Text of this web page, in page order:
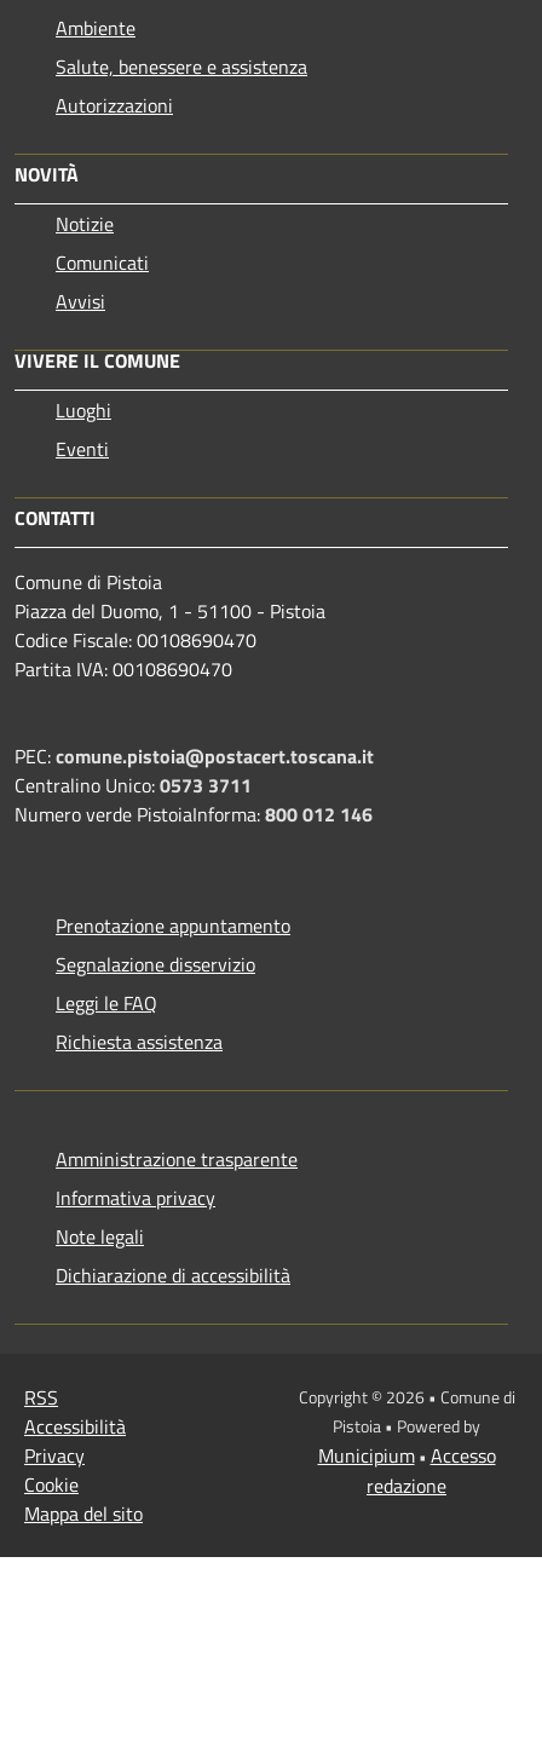
Ambiente
Salute, benessere e assistenza
Autorizzazioni
NOVITÀ
Notizie
Comunicati
Avvisi
VIVERE IL COMUNE
Luoghi
Eventi
CONTATTI
Comune di Pistoia
Piazza del Duomo, 1 - 51100 - Pistoia
Codice Fiscale: 00108690470
Partita IVA: 00108690470
PEC:comune.pistoia@postacert.toscana.it
Centralino Unico:0573 3711
Numero verde PistoiaInforma:800 012 146
Prenotazione appuntamento
Segnalazione disservizio
Leggi le FAQ
Richiesta assistenza
Amministrazione trasparente
Informativa privacy
Note legali
Dichiarazione di accessibilità
RSS
Accessibilità
Privacy
Cookie
Mappa del sito
Copyright © 2026 • Comune di
Pistoia • Powered by
Municipium• Accesso
redazione